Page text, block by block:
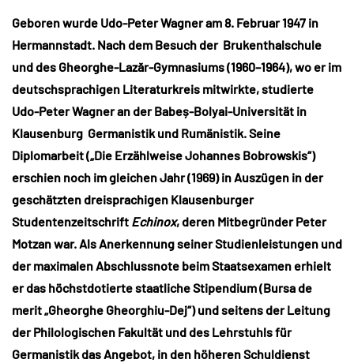
Geboren wurde Udo-Peter Wagner am 8. Februar 1947 in
Hermannstadt. Nach dem Besuch der Brukenthalschule
und des Gheorghe-Lazăr-Gymnasiums (1960–1964), wo er im
deutschsprachigen Literaturkreis mitwirkte, studierte
Udo-Peter Wagner an der Babeș-Bolyai-Universität in
Klausenburg Germanistik und Rumänistik. Seine
Diplomarbeit („Die Erzählweise Johannes Bobrowskis“)
erschien noch im gleichen Jahr (1969) in Auszügen in der
geschätzten dreisprachigen Klausenburger
Studentenzeitschrift Echinox, deren Mitbegründer Peter
Motzan war. Als Anerkennung seiner Studienleistungen und
der maximalen Abschlussnote beim Staatsexamen erhielt
er das höchstdotierte staatliche Stipendium (Bursa de
merit „Gheorghe Gheorghiu-Dej“) und seitens der Leitung
der Philologischen Fakultät und des Lehrstuhls für
Germanistik das Angebot, in den höheren Schuldienst